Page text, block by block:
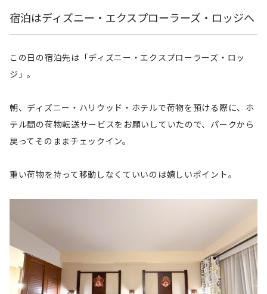
宿泊はディズニー・エクスプローラーズ・ロッジへ
この日の宿泊先は「ディズニー・エクスプローラーズ・ロッ
ジ」。
朝、ディズニー・ハリウッド・ホテルで荷物を預ける際に、ホ
テル間の荷物転送サービスをお願いしていたので、パークから
戻ってそのままチェックイン。
重い荷物を持って移動しなくていいのは嬉しいポイント。